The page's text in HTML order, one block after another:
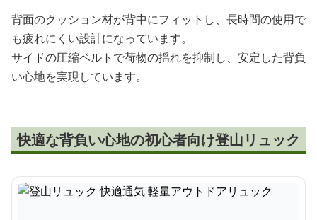
背面のクッション材が背中にフィットし、長時間の使用で
も疲れにくい設計になっています。
サイドの圧縮ベルトで荷物の揺れを抑制し、安定した背負
い心地を実現しています。
快適な背負い心地の初心者向け登山リュック